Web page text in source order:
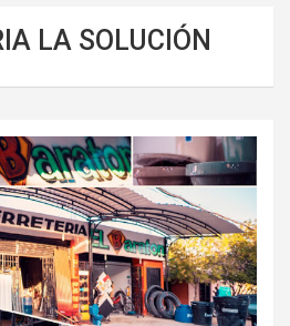
LA SOLUCIÓN